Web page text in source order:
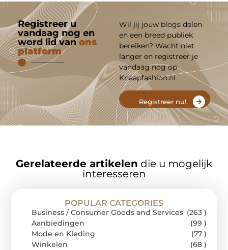
Registreer u
vandaag nog en
word lid vanons
platform
Wil jij jouw blogs delen
en een breed publiek
bereiken? Wacht niet
langer en registreer je
vandaag nog op
Knaapfashion.nl
Registreer nu!
Gerelateerde artikelen die u mogelijk
interesseren
POPULAR CATEGORIES
Business / Consumer Goods and Services (263 )
Aanbiedingen
(99 )
Mode en Kleding
(77 )
Winkelen
(68 )